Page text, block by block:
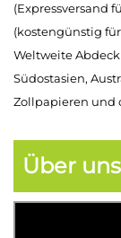
(Expressversand
(kostengünstig
Weltweite
Südostasien,
Zollpapieren und
Über uns